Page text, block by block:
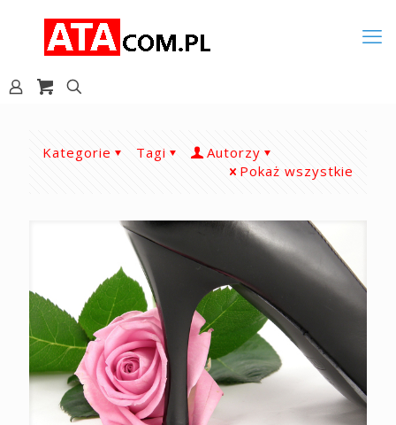
Kategorie Tagi
Autorzy
Pokaż wszystkie